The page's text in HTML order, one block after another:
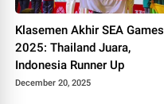
Klasemen Akhir SEA Games
2025: Thailand Juara,
Indonesia Runner Up
December 20, 2025